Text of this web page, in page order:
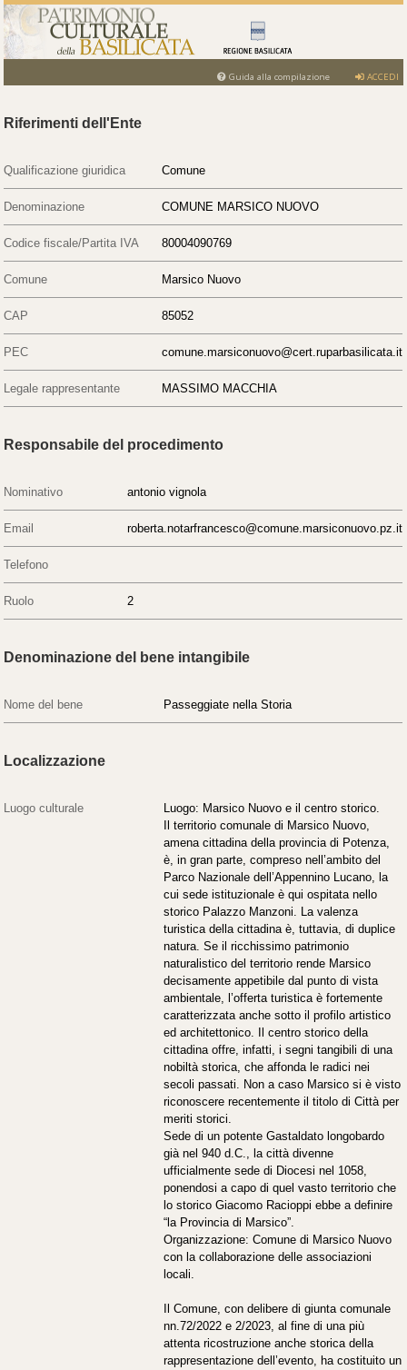
Guida alla compilazione ACCEDI
Riferimenti dell'Ente
Qualificazione giuridica Comune
Denominazione COMUNE MARSICO NUOVO
Codice fiscale/Partita IVA 80004090769
Comune Marsico Nuovo
CAP 85052
PEC comune.marsiconuovo@cert.ruparbasilicata.it
Legale rappresentante MASSIMO MACCHIA
Responsabile del procedimento
Nominativo antonio vignola
Email roberta.notarfrancesco@comune.marsiconuovo.pz.it
Telefono
Ruolo 2
Denominazione del bene intangibile
Nome del bene Passeggiate nella Storia
Localizzazione
Luogo culturale
Luogo: Marsico Nuovo e il centro storico.
Il territorio comunale di Marsico Nuovo,
amena cittadina della provincia di Potenza,
è, in gran parte, compreso nell’ambito del
Parco Nazionale dell’Appennino Lucano, la
cui sede istituzionale è qui ospitata nello
storico Palazzo Manzoni. La valenza
turistica della cittadina è, tuttavia, di duplice
natura. Se il ricchissimo patrimonio
naturalistico del territorio rende Marsico
decisamente appetibile dal punto di vista
ambientale, l’offerta turistica è fortemente
caratterizzata anche sotto il profilo artistico
ed architettonico. Il centro storico della
cittadina offre, infatti, i segni tangibili di una
nobiltà storica, che affonda le radici nei
secoli passati. Non a caso Marsico si è visto
riconoscere recentemente il titolo di Città per
meriti storici.
Sede di un potente Gastaldato longobardo
già nel 940 d.C., la città divenne
ufficialmente sede di Diocesi nel 1058,
ponendosi a capo di quel vasto territorio che
lo storico Giacomo Racioppi ebbe a definire
“la Provincia di Marsico”.
Organizzazione: Comune di Marsico Nuovo
con la collaborazione delle associazioni
locali.
Il Comune, con delibere di giunta comunale
nn.72/2022 e 2/2023, al fine di una più
attenta ricostruzione anche storica della
rappresentazione dell’evento, ha costituito un